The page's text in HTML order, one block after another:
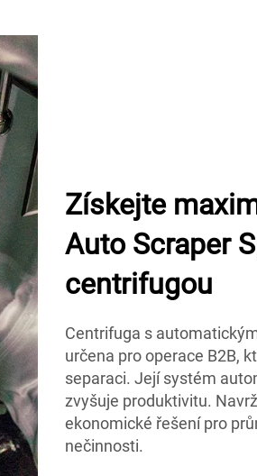
Získejte
Auto Scraper
centrifugou
Centrifuga s
určena pro operace B2B,
separaci. Její systém
zvyšuje produktivitu.
ekonomické řešení pro
nečinnosti.